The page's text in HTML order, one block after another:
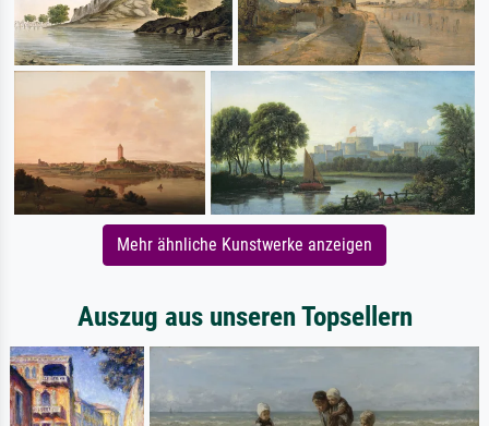
Mehr ähnliche Kunstwerke anzeigen
Auszug aus unseren Topsellern